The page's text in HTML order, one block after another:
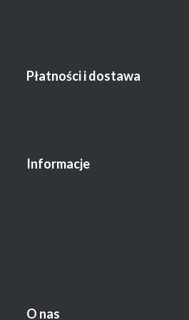
Płatności i dostawa
Informacje
O nas